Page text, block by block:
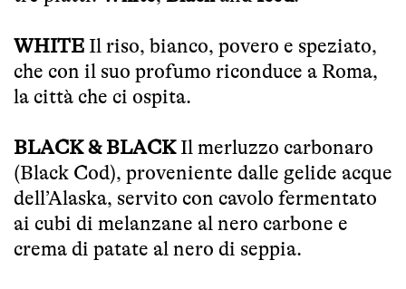
WHITE Il riso, bianco, povero e speziato,
che con il suo profumo riconduce a Roma,
la città che ci ospita.
BLACK & BLACK Il merluzzo carbonaro
(Black Cod), proveniente dalle gelide acque
dell’Alaska, servito con cavolo fermentato
ai cubi di melanzane al nero carbone e
crema di patate al nero di seppia.